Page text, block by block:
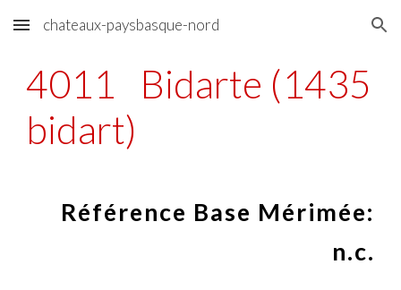
Skip to main content Skip to navigation
chateaux-paysbasque-nord
4011
Bidarte (1435
bidart)
Référence Base Mérimée:
n.c.